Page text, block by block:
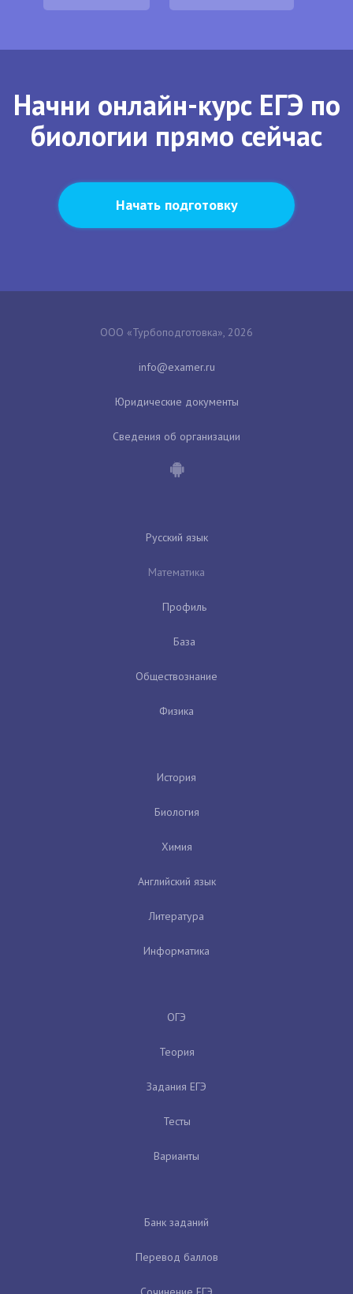
Начни онлайн-курс ЕГЭ по
биологии прямо сейчас
Начать подготовку
ООО «Турбоподготовка», 2026
Юридические документы
Сведения об организации
Русский язык
Математика
Профиль
База
Обществознание
Физика
История
Биология
Химия
Английский язык
Литература
Информатика
ОГЭ
Теория
Задания ЕГЭ
Тесты
Варианты
Банк заданий
Перевод баллов